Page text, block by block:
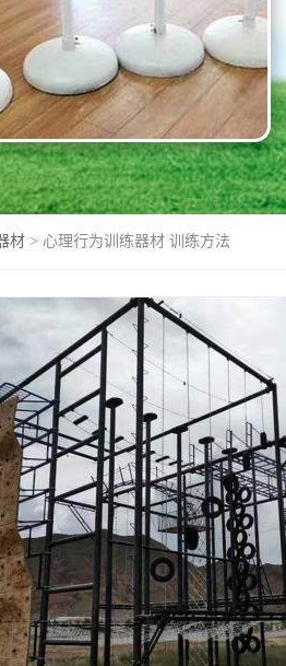
材 > 心理行为训练器材 训练方法